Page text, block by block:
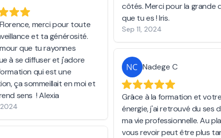
côtés. Merci pour la grande
que tu es ! Iris.
Sep 11, 2024
merci pour toute
et ta générosité.
que tu rayonnes
à se diffuser et j'adore
qui est une
ça sommeillait en moi et
tout prend sens ! Alexia
2024
Nadege C
Grâce à la formation et
énergie, j'ai retrouvé du ses
ma vie professionnelle. Au
vous revoir peut être plus